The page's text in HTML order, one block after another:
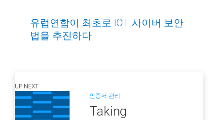
유럽연합이 최초로 IOT 사이버 보안
법을 추진하다
UP NEXT
인증서 관리
Taking